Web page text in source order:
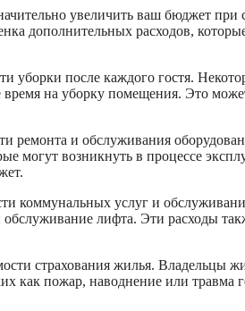
увеличить ваш бюджет при
дополнительных расходов,
уборки после каждого гостя.
на уборку помещения. Это
ремонта и обслуживания
могут возникнуть в процессе
коммунальных услуг и
лифта. Эти расходы
страхования жилья. Владельцы
как пожар, наводнение или травма